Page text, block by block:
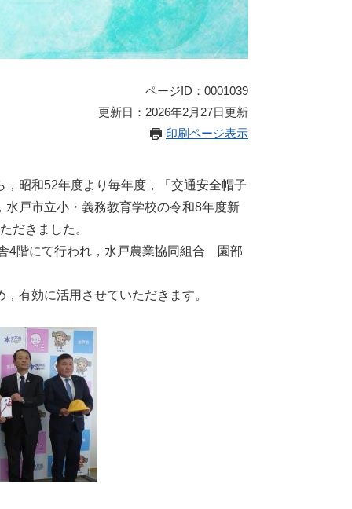
ページID：0001039
更新日：2026年2月27日更新
印刷ページ表示
昭和52年度より毎年度，「交通安全帽子
水戸市立小・義務教育学校の令和8年度新
だきました。
4階にて行われ，水戸農業協同組合 園部
有効に活用させていただきます。